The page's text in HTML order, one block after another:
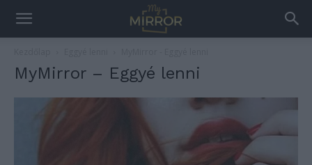
MyMirror – Eggyé lenni